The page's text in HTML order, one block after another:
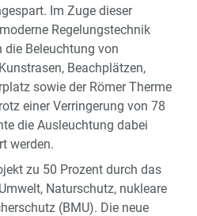
Im Zuge dieser
Regelungstechnik
Beleuchtung von
Beachplätzen,
sowie der Römer Therme
einer Verringerung von 78
die Ausleuchtung dabei
werden.
zu 50 Prozent durch das
Naturschutz, nukleare
(BMU). Die neue